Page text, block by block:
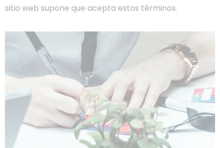
sitio web supone que acepta estos términos.